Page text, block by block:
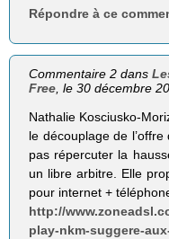
Répondre à ce
Commentaire 2 dans
Free , le 30 décembre
Nathalie Kosciusko-
le découplage de
pas répercuter la
un libre arbitre. Elle
pour internet +
http://
play-nkm-suggere-